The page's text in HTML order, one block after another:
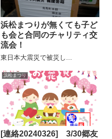
浜松まつりが無くても子ど
も会と合同のチャリティ交
流会！
東日本大震災で被災し...
浜松まつり
[連絡20240326] 3/30郷友